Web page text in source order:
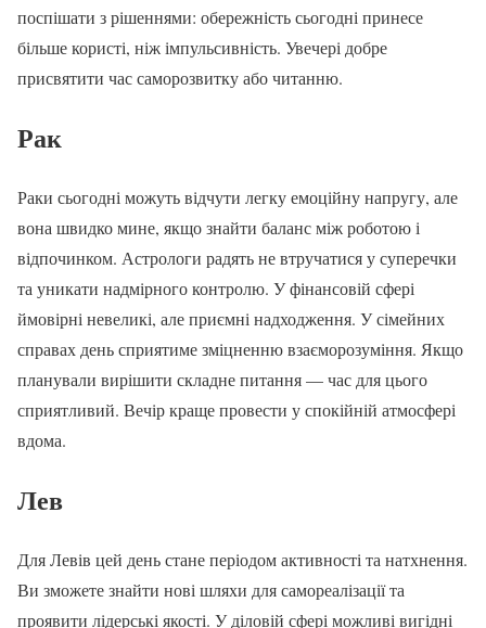
поспішати з рішеннями: обережність сьогодні принесе
більше користі, ніж імпульсивність. Увечері добре
присвятити час саморозвитку або читанню.
Рак
Раки сьогодні можуть відчути легку емоційну напругу, але
вона швидко мине, якщо знайти баланс між роботою і
відпочинком. Астрологи радять не втручатися у суперечки
та уникати надмірного контролю. У фінансовій сфері
ймовірні невеликі, але приємні надходження. У сімейних
справах день сприятиме зміцненню взаєморозуміння. Якщо
планували вирішити складне питання — час для цього
сприятливий. Вечір краще провести у спокійній атмосфері
вдома.
Лев
Для Левів цей день стане періодом активності та натхнення.
Ви зможете знайти нові шляхи для самореалізації та
проявити лідерські якості. У діловій сфері можливі вигідні